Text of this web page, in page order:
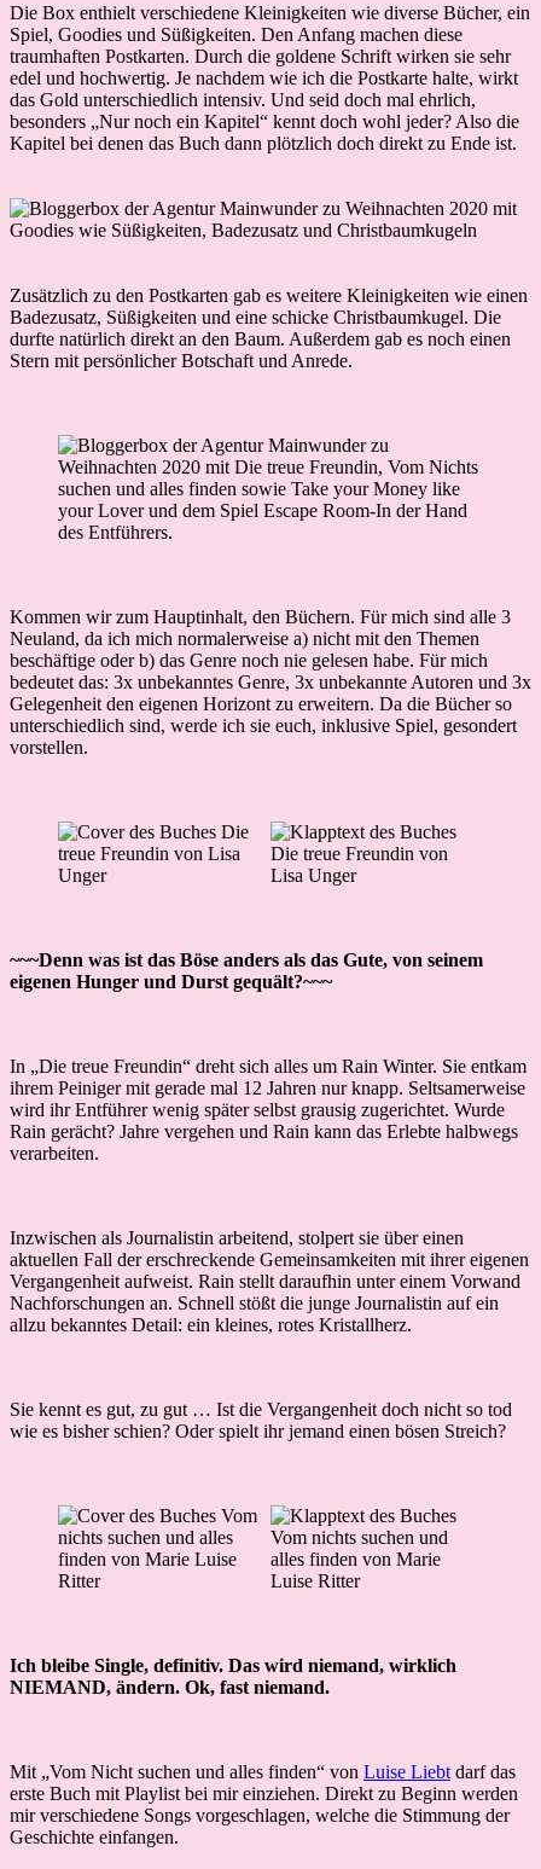
Die Box enthielt verschiedene Kleinigkeiten wie diverse Bücher, ein
Spiel, Goodies und Süßigkeiten. Den Anfang machen diese
traumhaften Postkarten. Durch die goldene Schrift wirken sie sehr
edel und hochwertig. Je nachdem wie ich die Postkarte halte, wirkt
das Gold unterschiedlich intensiv. Und seid doch mal ehrlich,
besonders „Nur noch ein Kapitel“ kennt doch wohl jeder? Also die
Kapitel bei denen das Buch dann plötzlich doch direkt zu Ende ist.
Zusätzlich zu den Postkarten gab es weitere Kleinigkeiten wie einen
Badezusatz, Süßigkeiten und eine schicke Christbaumkugel. Die
durfte natürlich direkt an den Baum. Außerdem gab es noch einen
Stern mit persönlicher Botschaft und Anrede.
Kommen wir zum Hauptinhalt, den Büchern. Für mich sind alle 3
Neuland, da ich mich normalerweise a) nicht mit den Themen
beschäftige oder b) das Genre noch nie gelesen habe. Für mich
bedeutet das: 3x unbekanntes Genre, 3x unbekannte Autoren und 3x
Gelegenheit den eigenen Horizont zu erweitern. Da die Bücher so
unterschiedlich sind, werde ich sie euch, inklusive Spiel, gesondert
vorstellen.
~~~Denn was ist das Böse anders als das Gute, von seinem
eigenen Hunger und Durst gequält?~~~
In „Die treue Freundin“ dreht sich alles um Rain Winter. Sie entkam
ihrem Peiniger mit gerade mal 12 Jahren nur knapp. Seltsamerweise
wird ihr Entführer wenig später selbst grausig zugerichtet. Wurde
Rain gerächt? Jahre vergehen und Rain kann das Erlebte halbwegs
verarbeiten.
Inzwischen als Journalistin arbeitend, stolpert sie über einen
aktuellen Fall der erschreckende Gemeinsamkeiten mit ihrer eigenen
Vergangenheit aufweist. Rain stellt daraufhin unter einem Vorwand
Nachforschungen an. Schnell stößt die junge Journalistin auf ein
allzu bekanntes Detail: ein kleines, rotes Kristallherz.
Sie kennt es gut, zu gut … Ist die Vergangenheit doch nicht so tod
wie es bisher schien? Oder spielt ihr jemand einen bösen Streich?
Ich bleibe Single, definitiv. Das wird niemand, wirklich
NIEMAND, ändern. Ok, fast niemand.
Mit „Vom Nicht suchen und alles finden“ von Luise Liebt darf das
erste Buch mit Playlist bei mir einziehen. Direkt zu Beginn werden
mir verschiedene Songs vorgeschlagen, welche die Stimmung der
Geschichte einfangen.